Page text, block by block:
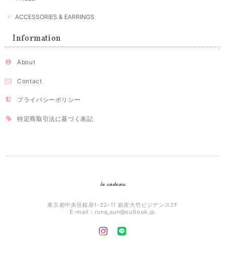
ACCESSORIES & EARRINGS
Information
About
Contact
プライバシーポリシー
特定商取引法に基づく表記
le cadeau
東京都中央区銀座1-22-11 銀座大竹ビジデンス2F
E-mail： runa_sun@outlook.jp